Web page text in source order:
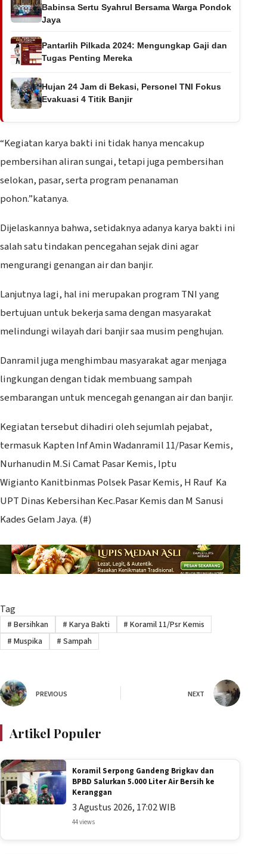
Babinsa Sertu Syahrul Bersama Warga Pondok
Jaya
Pantarlih Pilkada 2024: Mengungkap Gaji dan
Tugas Penting Mereka
Hujan 24 Jam di Bekasi, Personel TNI Fokus
Evakuasi 4 Titik Banjir
“Kegiatan karya bakti ini tidak hanya mencakup
pembersihan aliran sungai, tetapi juga pembersihan
selokan, pasar, serta program penanaman
pohon.”katanya.
Dijelaskannya bahwa, setidaknya adanya karya bakti ini
salah satu tindakan pencegahan sejak dini agar
mengurangi genangan air dan banjir.
Lanjutnya lagi, hal ini merupakan program TNI yang
bertujuan untuk bekerja sama dengan masyarakat
melindungi wilayah dari banjir saa musim penghujan.
Danramil juga menghimbau masyarakat agar menjaga
lingkungan dengan tidak membuang sampah
sembarangan untuk mencegah genangan air dan banjir.
Kegiatan tersebut dihadiri oleh sejumlah pejabat,
termasuk Kapten Inf Amin Wadanramil 11/Pasar Kemis,
Nurhanudin M.Si Camat Pasar Kemis, Iptu
Wigianto Kanitbinmas Polsek Pasar Kemis, H Rauf Ka
UPT Dinas Kebersihan Kec.Pasar Kemis dan M Sanusi
Kades Gelam Jaya. (#)
Tag
# Bersihkan # Karya Bakti # Koramil 11/Psr Kemis
# Muspika # Sampah
PREVIOUS NEXT
Artikel Populer
Koramil Serpong Gandeng Brigkav dan
BPBD Salurkan 5.000 Liter Air Bersih ke
Keranggan
3 Agustus 2026, 17:02 WIB
44 views